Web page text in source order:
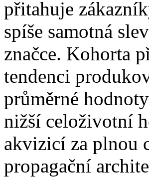
přitahuje
spíše samotná
značce. Kohorta
tendenci
průměrné
nižší celoživotní
akvizicí za plnou
propagační